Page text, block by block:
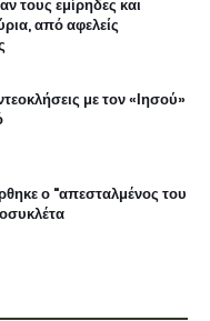
τους εμίρηδες και
από αφελείς
με τον «Ιησού»
ο "απεσταλμένος του